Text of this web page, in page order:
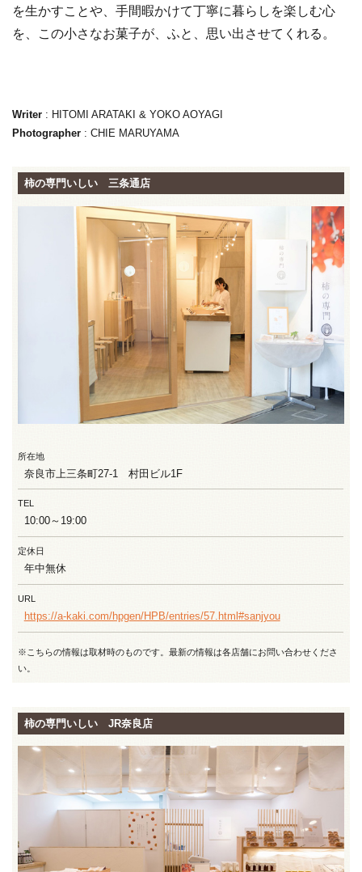
を生かすことや、手間暇かけて丁寧に暮らしを楽しむ心
を、この小さなお菓子が、ふと、思い出させてくれる。
Writer: HITOMI ARATAKI & YOKO AOYAGI
Photographer: CHIE MARUYAMA
柿の専門いしい 三条通店
所在地
奈良市上三条町27-1 村田ビル1F
TEL
10:00～19:00
定休日
年中無休
URL
https://a-kaki.com/hpgen/HPB/entries/57.html#sanjyou
※こちらの情報は取材時のものです。最新の情報は各店舗にお問い合わせくださ
い。
柿の専門いしい JR奈良店